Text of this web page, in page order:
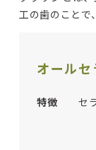
工の歯のことで
オールセ
特徴 セ